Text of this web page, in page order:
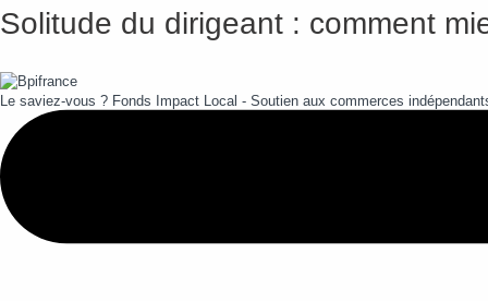
Solitude du dirigeant : comment
Le saviez-vous ? Fonds Impact Local - Soutien aux commerces